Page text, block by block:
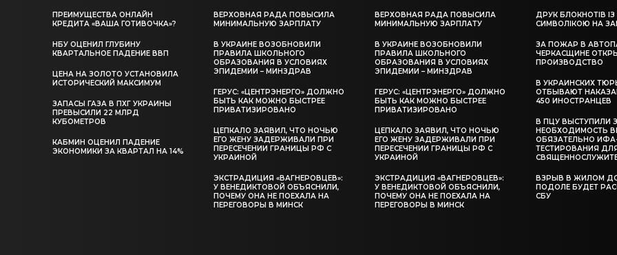
ПРЕИМУЩЕСТВА ОНЛАЙН
КРЕДИТА «ВАША ГОТИВОЧКА»?
НБУ ОЦЕНИЛ ГЛУБИНУ
КВАРТАЛЬНОЕ ПАДЕНИЕ ВВП
ЦЕНА НА ЗОЛОТО УСТАНОВИЛА
ИСТОРИЧЕСКИЙ МАКСИМУМ
ЗАПАСЫ ГАЗА В ПХГ УКРАИНЫ
ПРЕВЫСИЛИ 22 МЛРД
КУБОМЕТРОВ
КАБМИН ОЦЕНИЛ ПАДЕНИЕ
ЭКОНОМИКИ ЗА КВАРТАЛ НА 14%
ВЕРХОВНАЯ РАДА ПОВЫСИЛА
МИНИМАЛЬНУЮ ЗАРПЛАТУ
В УКРАИНЕ ВОЗОБНОВИЛИ
ПРАВИЛА ШКОЛЬНОГО
ОБРАЗОВАНИЯ В УСЛОВИЯХ
ЭПИДЕМИИ – МИНЗДРАВ
ГЕРУС: «ЦЕНТРЭНЕРГО» ДОЛЖНО
БЫТЬ КАК МОЖНО БЫСТРЕЕ
ПРИВАТИЗИРОВАНО
ЦЕПКАЛО ЗАЯВИЛ, ЧТО НОЧЬЮ
ЕГО ЖЕНУ ЗАДЕРЖИВАЛИ ПРИ
ПЕРЕСЕЧЕНИИ ГРАНИЦЫ РФ С
УКРАИНОЙ
ЭКСТРАДИЦИЯ «ВАГНЕРОВЦЕВ»:
У ВЕНЕДИКТОВОЙ ОБЪЯСНИЛИ,
ПОЧЕМУ ОНА НЕ ПОЕХАЛА НА
ПЕРЕГОВОРЫ В МИНСК
ВЕРХОВНАЯ РАДА ПОВЫСИЛА
МИНИМАЛЬНУЮ ЗАРПЛАТУ
В УКРАИНЕ ВОЗОБНОВИЛИ
ПРАВИЛА ШКОЛЬНОГО
ОБРАЗОВАНИЯ В УСЛОВИЯХ
ЭПИДЕМИИ – МИНЗДРАВ
ГЕРУС: «ЦЕНТРЭНЕРГО» ДОЛЖНО
БЫТЬ КАК МОЖНО БЫСТРЕЕ
ПРИВАТИЗИРОВАНО
ЦЕПКАЛО ЗАЯВИЛ, ЧТО НОЧЬЮ
ЕГО ЖЕНУ ЗАДЕРЖИВАЛИ ПРИ
ПЕРЕСЕЧЕНИИ ГРАНИЦЫ РФ С
УКРАИНОЙ
ЭКСТРАДИЦИЯ «ВАГНЕРОВЦЕВ»:
У ВЕНЕДИКТОВОЙ ОБЪЯСНИЛИ,
ПОЧЕМУ ОНА НЕ ПОЕХАЛА НА
ПЕРЕГОВОРЫ В МИНСК
ДРУК БЛОКНОТІВ ІЗ
СИМВОЛІКОЮ НА
ЗА ПОЖАР В
ЧЕРКАСЩИНЕ
ПРОИЗВОДСТВО
В УКРАИНСКИХ
ОТБЫВАЮТ
450 ИНОСТРАНЦЕВ
В ПЦУ ВЫСТУПИЛИ
НЕОБХОДИМОСТЬ
ОБЯЗАТЕЛЬНО
ТЕСТИРОВАНИЯ ДЛЯ
ВЗРЫВ В ЖИЛОМ
ПОДОЛЕ БУДЕТ
СБУ